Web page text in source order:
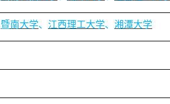
暨南大学、 江西理工大学、 湘潭大学